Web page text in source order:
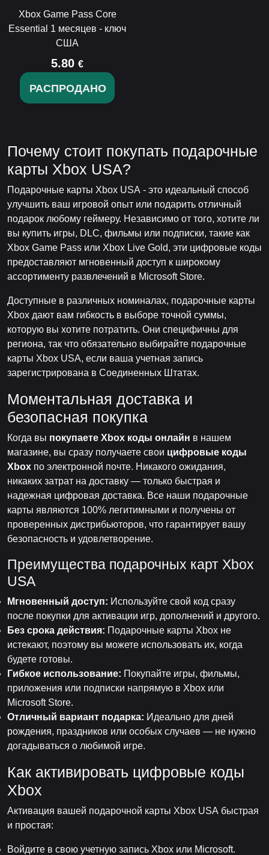
Xbox Game Pass Core
Essential 1 месяцев - ключ
США
5.80 €
РАСПРОДАНО
Почему стоит покупать подарочные
карты Xbox USA?
Подарочные карты Xbox USA - это идеальный способ
улучшить ваш игровой опыт или подарить отличный
подарок любому геймеру. Независимо от того, хотите ли
вы купить игры, DLC, фильмы или подписки, такие как
Xbox Game Pass или Xbox Live Gold, эти цифровые коды
предоставляют мгновенный доступ к широкому
ассортименту развлечений в Microsoft Store.
Доступные в различных номиналах, подарочные карты
Xbox дают вам гибкость в выборе точной суммы,
которую вы хотите потратить. Они специфичны для
региона, так что обязательно выбирайте подарочные
карты Xbox USA, если ваша учетная запись
зарегистрирована в Соединенных Штатах.
Моментальная доставка и
безопасная покупка
Когда вы покупаете Xbox коды онлайн в нашем
магазине, вы сразу получаете свои цифровые коды
Xbox по электронной почте. Никакого ожидания,
никаких затрат на доставку — только быстрая и
надежная цифровая доставка. Все наши подарочные
карты являются 100% легитимными и получены от
проверенных дистрибьюторов, что гарантирует вашу
безопасность и удовлетворение.
Преимущества подарочных карт Xbox
USA
Мгновенный доступ: Используйте свой код сразу
после покупки для активации игр, дополнений и другого.
Без срока действия: Подарочные карты Xbox не
истекают, поэтому вы можете использовать их, когда
будете готовы.
Гибкое использование: Покупайте игры, фильмы,
приложения или подписки напрямую в Xbox или
Microsoft Store.
Отличный вариант подарка: Идеально для дней
рождения, праздников или особых случаев — не нужно
догадываться о любимой игре.
Как активировать цифровые коды
Xbox
Активация вашей подарочной карты Xbox USA быстрая
и простая:
Войдите в свою учетную запись Xbox или Microsoft.